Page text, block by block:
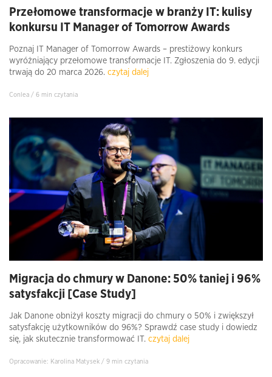
Przełomowe transformacje w branży IT: kulisy
konkursu IT Manager of Tomorrow Awards
Poznaj IT Manager of Tomorrow Awards – prestiżowy konkurs
wyróżniający przełomowe transformacje IT. Zgłoszenia do 9. edycji
trwają do 20 marca 2026. czytaj dalej
Conlea / 6 min czytania
Migracja do chmury w Danone: 50% taniej i 96%
satysfakcji [Case Study]
Jak Danone obniżył koszty migracji do chmury o 50% i zwiększył
satysfakcję użytkowników do 96%? Sprawdź case study i dowiedz
się, jak skutecznie transformować IT. czytaj dalej
Opracowanie: Karolina Matysek / 9 min czytania